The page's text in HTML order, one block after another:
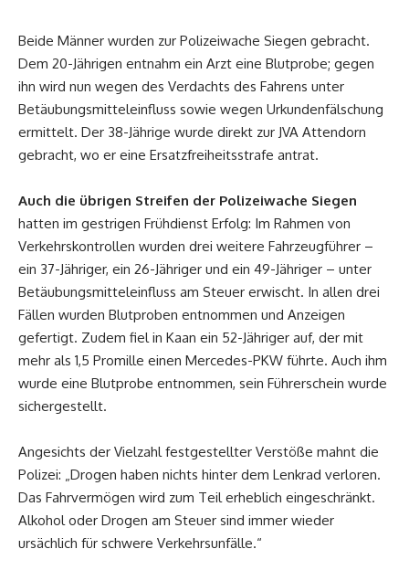
Beide Männer wurden zur Polizeiwache Siegen gebracht.
Dem 20-Jährigen entnahm ein Arzt eine Blutprobe; gegen
ihn wird nun wegen des Verdachts des Fahrens unter
Betäubungsmitteleinfluss sowie wegen Urkundenfälschung
ermittelt. Der 38-Jährige wurde direkt zur JVA Attendorn
gebracht, wo er eine Ersatzfreiheitsstrafe antrat.
Auch die übrigen Streifen der Polizeiwache Siegen
hatten im gestrigen Frühdienst Erfolg: Im Rahmen von
Verkehrskontrollen wurden drei weitere Fahrzeugführer –
ein 37-Jähriger, ein 26-Jähriger und ein 49-Jähriger – unter
Betäubungsmitteleinfluss am Steuer erwischt. In allen drei
Fällen wurden Blutproben entnommen und Anzeigen
gefertigt. Zudem fiel in Kaan ein 52-Jähriger auf, der mit
mehr als 1,5 Promille einen Mercedes-PKW führte. Auch ihm
wurde eine Blutprobe entnommen, sein Führerschein wurde
sichergestellt.
Angesichts der Vielzahl festgestellter Verstöße mahnt die
Polizei: „Drogen haben nichts hinter dem Lenkrad verloren.
Das Fahrvermögen wird zum Teil erheblich eingeschränkt.
Alkohol oder Drogen am Steuer sind immer wieder
ursächlich für schwere Verkehrsunfälle.“